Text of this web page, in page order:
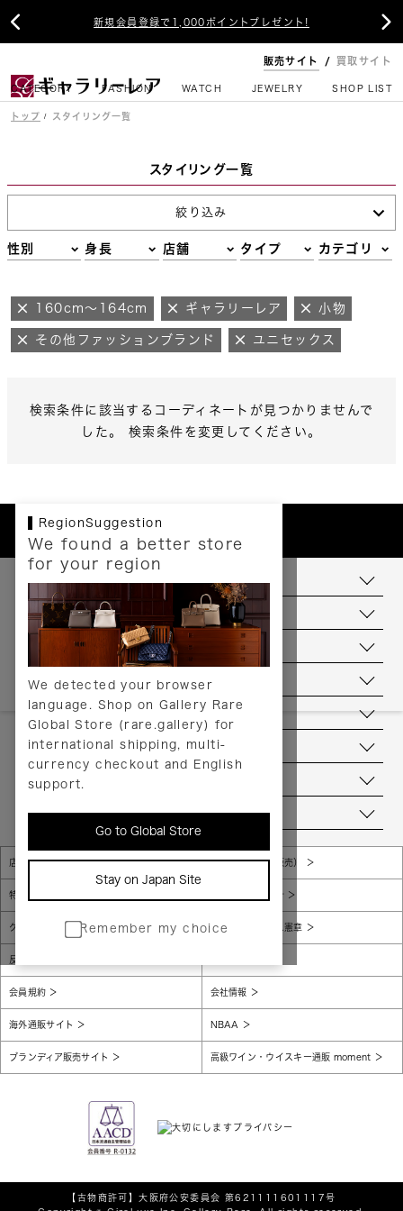
新規会員登録で1,000ポイントプレゼント!
 
販売サイト 買取サイト
CATEGORY FASHION WATCH JEWELRY SHOP LIST
トップ スタイリング一覧
スタイリング一覧
絞り込み
性別 身長 店舗 タイプ カテゴリ
160cm～164cm ギャラリーレア 小物
その他ファッションブランド ユニセックス
検索条件に該当するコーディネートが見つかりませんで
した。 検索条件を変更してください。
RegionSuggestion
We found a better store
for your region
We detected your browser
language. Shop on Gallery Rare
Global Store (rare.gallery) for
international shipping, multi-
currency checkout and English
support.
Go to Global Store
Stay on Japan Site
Remember my choice
お支払いについて
配送について
送料について
返品について
ヘルプ
お問い合わせ
当店について
店舗一覧 販売規約（店頭販売）
特定商取引法に基づく表示 個人情報保護方針
グローバルプライバシーポリシー コンプライアンス憲章
反社会的勢力に対する基本方針
会員規約 会社情報
海外通販サイト NBAA
ブランディア販売サイト 高級ワイン・ウイスキー通販 moment
【古物商許可】大阪府公安委員会 第621111601117号